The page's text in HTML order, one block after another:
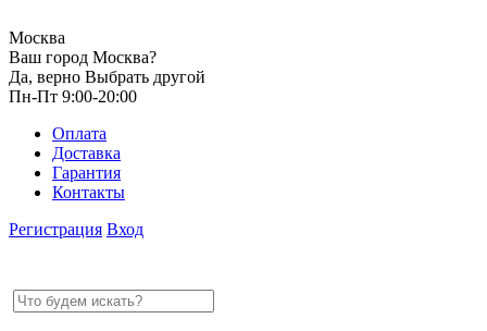
Москва
Ваш город Москва?
Да, верно Выбрать другой
Пн-Пт 9:00-20:00
Оплата
Доставка
Гарантия
Контакты
Регистрация Вход